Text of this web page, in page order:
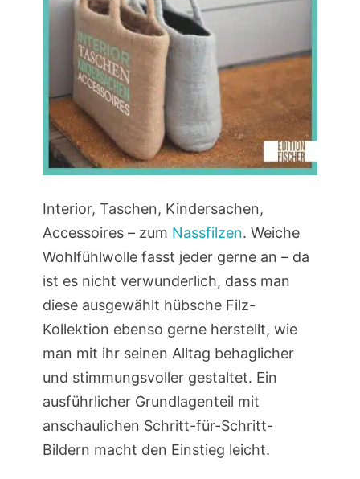
Interior, Taschen, Kindersachen,
Accessoires – zum Nassfilzen. Weiche
Wohlfühlwolle fasst jeder gerne an – da
ist es nicht verwunderlich, dass man
diese ausgewählt hübsche Filz-
Kollektion ebenso gerne herstellt, wie
man mit ihr seinen Alltag behaglicher
und stimmungsvoller gestaltet. Ein
ausführlicher Grundlagenteil mit
anschaulichen Schritt-für-Schritt-
Bildern macht den Einstieg leicht.